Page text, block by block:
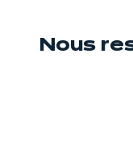
Nous